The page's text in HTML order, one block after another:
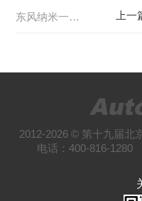
东风纳米一周年 纳米01焕新版、共创版惊艳亮相！成都车展正式上市
2012-2026 © 第十九届北
电话：400-816-1280